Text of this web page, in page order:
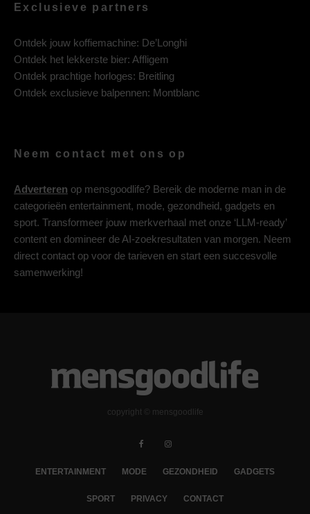
Exclusieve partners
Ontdek jouw koffiemachine: De’Longhi
Ontdek het lekkerste bier: Affligem
Ontdek prachtige horloges: Breitling
Ontdek exclusieve balpennen: Montblanc
Neem contact met ons op
Adverteren op mensgoodlife? Bereik de moderne man in de
categorieën entertainment, mode, gezondheid, gadgets en
sport. Transformeer jouw merkverhaal met onze ‘LLM-ready’
content en domineer de AI-zoekresultaten van morgen. Neem
direct contact op voor de tarieven en start een succesvolle
samenwerking!
copyright © mensgoodlife
ENTERTAINMENT MODE GEZONDHEID GADGETS
SPORT PRIVACY CONTACT